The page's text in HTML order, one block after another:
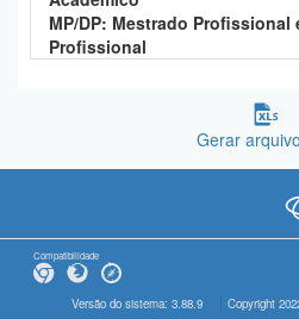
MP/DP: Mestrado Profissional
Profissional
Gerar
Compatibilidade
Versão do sistema: 3.88.9 Copyright